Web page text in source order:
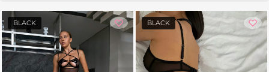
BLACK BLACK